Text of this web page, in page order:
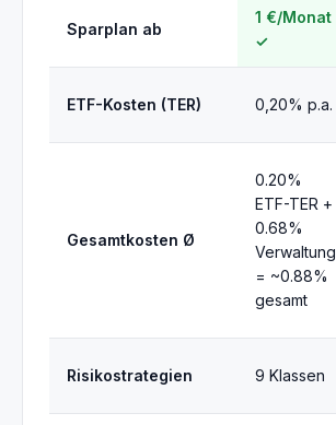
Sparplan ab
1 €/Monat
✓
ETF-Kosten (TER) 0,20% p.a.
Gesamtkosten Ø
0.20%
ETF-TER +
0.68%
Verwaltung
= ~0.88%
gesamt
Risikostrategien 9 Klassen